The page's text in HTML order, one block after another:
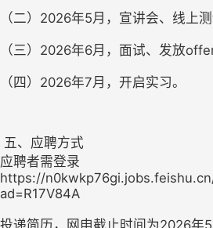
（二）2026年5月，宣讲会、线上测
（三）2026年6月，面试、发放
（四）2026年7月，开启实习。
五、应聘方式
应聘者需登录
https://
ad=R17V84A
投递简历，网申截止时间为2026年5